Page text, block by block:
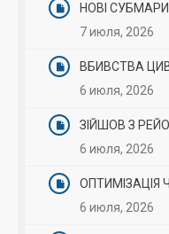
НОВІ
7 июля, 2026
ВБИВСТВА
6 июля, 2026
ЗІЙШОВ З
6 июля, 2026
ОПТИМІЗАЦІЯ
6 июля, 2026